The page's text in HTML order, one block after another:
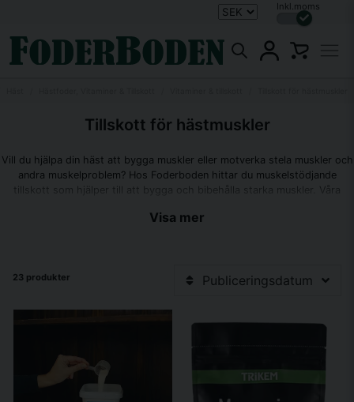
Inkl.moms
Tillskott för hästmuskler
Vill du hjälpa din häst att bygga muskler eller motverka stela muskler och
andra muskelproblem? Hos Foderboden hittar du muskelstödjande
tillskott som hjälper till att bygga och bibehålla starka muskler. Våra
innehåller viktiga näringsämnen som aminosyror, protein och vitaminer
Visa mer
23 produkter Publiceringsdatum